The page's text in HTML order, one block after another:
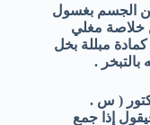
الجسم بغسول
خلاصة مغلي
مبللة بخل
بالتبخر .
( س .
إذا جمع